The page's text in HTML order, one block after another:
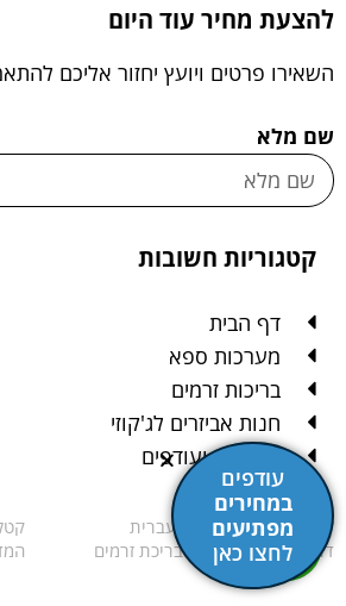
להצעת מחיר עוד היום
השאירו פרטים ויועץ יחזור אליכם
שם מלא
קטגוריות חשובות
דף הבית
מערכות ספא
בריכות זרמים
חנות אביזרים לג'קוזי
מבצעים ועודפים
קטלוג מערכות ספא – עברית
דרישות טרם התקנת בריכת זרמים
עודפים
במחירים
מפתיעים
לחצו כאן